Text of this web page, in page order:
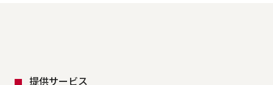
提供サービス